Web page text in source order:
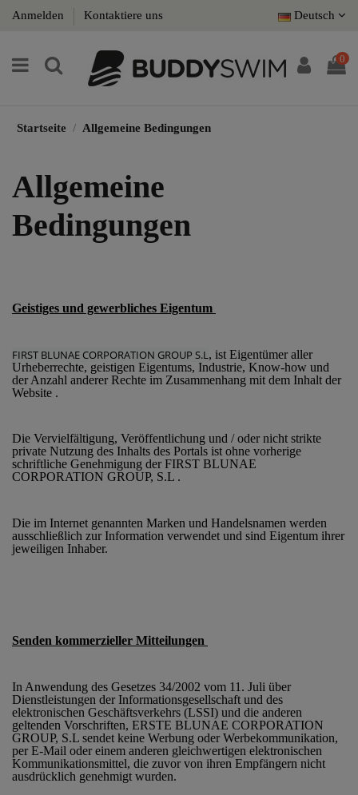
Anmelden Kontaktiere uns Deutsch
0
Startseite Allgemeine Bedingungen
Allgemeine
Bedingungen
Geistiges und gewerbliches Eigentum
FIRST BLUNAE CORPORATION GROUP S.L, ist Eigentümer aller
Urheberrechte, geistigen Eigentums, Industrie, Know-how und
der Anzahl anderer Rechte im Zusammenhang mit dem Inhalt der
Website .
Die Vervielfältigung, Veröffentlichung und / oder nicht strikte
private Nutzung des Inhalts des Portals ist ohne vorherige
schriftliche Genehmigung der FIRST BLUNAE
CORPORATION GROUP, S.L .
Die im Internet genannten Marken und Handelsnamen werden
ausschließlich zur Information verwendet und sind Eigentum ihrer
jeweiligen Inhaber.
Senden kommerzieller Mitteilungen
In Anwendung des Gesetzes 34/2002 vom 11. Juli über
Dienstleistungen der Informationsgesellschaft und des
elektronischen Geschäftsverkehrs (LSSI) und die anderen
geltenden Vorschriften, ERSTE BLUNAE CORPORATION
GROUP, S.L sendet keine Werbung oder Werbekommunikation,
per E-Mail oder einem anderen gleichwertigen elektronischen
Kommunikationsmittel, die zuvor von ihren Empfängern nicht
ausdrücklich genehmigt wurden.